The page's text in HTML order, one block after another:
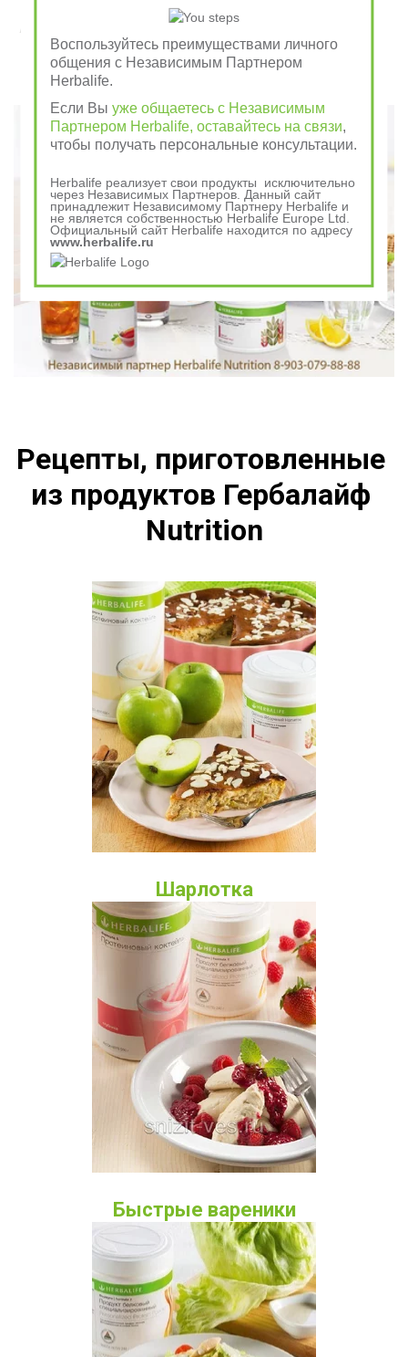
Завтрак съешь сам, обед раздели с другом, ужин
отдай врагу
Рецепты, приготовленные
из продуктов Гербалайф
Nutrition
Шарлотка
Быстрые вареники
Воспользуйтесь преимуществами личного
общения с Независимым Партнером
Herbalife.
Если Выуже общаетесь с Независимым
Партнером Herbalife, оставайтесь на связи,
чтобы получать персональные консультации.
Herbalife реализует свои продукты исключительно
через Независимых Партнеров. Данный сайт
принадлежит Независимому Партнеру Herbalife и
не является собственностью Herbalife Europe Ltd.
Официальный сайт Herbalife находится по адресу
www.herbalife.ru